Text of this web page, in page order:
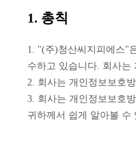
1. 총칙
1. "(주)청산씨지피에스"
수하고 있습니다. 회사는
2. 회사는 개인정보보호
3. 회사는 개인정보보호
귀하께서 쉽게 알아볼 수